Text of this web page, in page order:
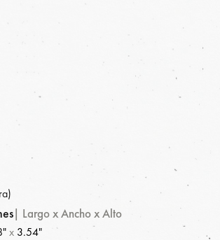
| Largo x Ancho x Alto
x 3.54"